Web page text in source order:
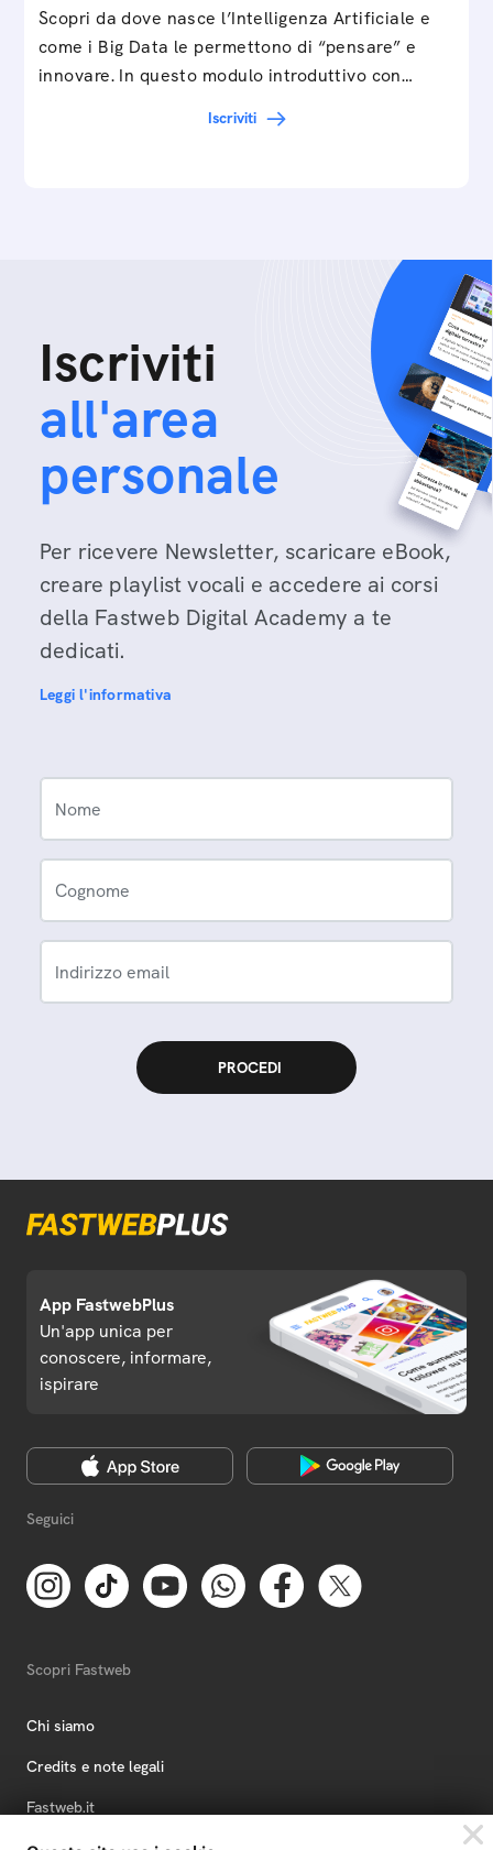
Scopri da dove nasce l’Intelligenza Artificiale e
come i Big Data le permettono di “pensare” e
innovare. In questo modulo introduttivo con
Iscriviti
Iscriviti
all'area
personale
Per ricevere Newsletter, scaricare eBook,
creare playlist vocali e accedere ai corsi
della Fastweb Digital Academy a te
dedicati.
Leggi l'informativa
Nome
Cognome
Indirizzo email
App FastwebPlus
Un'app unica per
conoscere, informare,
ispirare
Seguici
Scopri Fastweb
Chi siamo
Credits e note legali
Fastweb.it